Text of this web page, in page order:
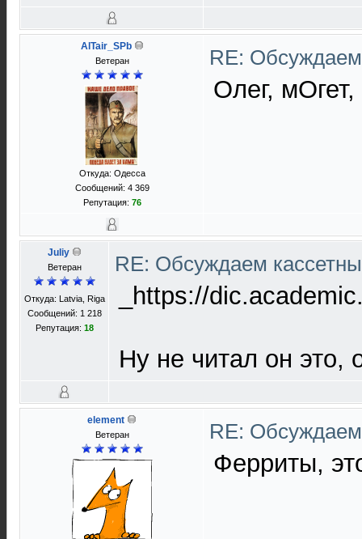
AlTair_SPb
Ветеран
Откуда: Одесса
Сообщений: 4 369
Репутация: 76
RE:
Олег,
Juliy
Ветеран
Откуда: Latvia, Riga
Сообщений: 1 218
Репутация: 18
RE: Обсуждаем
_https://
Ну не читал он это,
element
Ветеран RE:
Ферриты,